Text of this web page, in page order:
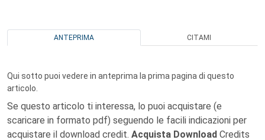
ANTEPRIMA CITAMI
Qui sotto puoi vedere in anteprima la prima pagina di questo
articolo.
Se questo articolo ti interessa, lo puoi acquistare (e
scaricare in formato pdf) seguendo le facili indicazioni per
acquistare il download credit. Acquista Download Credits